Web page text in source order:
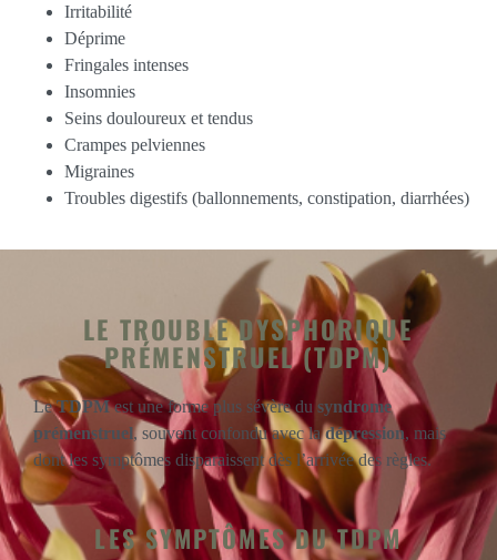
Irritabilité
Déprime
Fringales intenses
Insomnies
Seins douloureux et tendus
Crampes pelviennes
Migraines
Troubles digestifs (ballonnements, constipation, diarrhées)
LE TROUBLE DYSPHORIQUE
PRÉMENSTRUEL (TDPM)
LeTDPMest une forme plus sévère du syndrome
prémenstruel, souvent confondu avec ladépression, mais
dont les symptômes disparaissent dès l’arrivée des règles.
LES SYMPTÔMES DU TDPM